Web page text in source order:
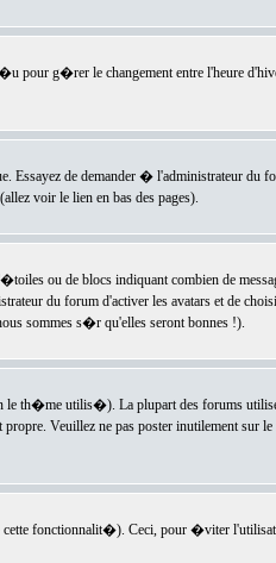
pour g�rer le changement entre l'heure
Essayez de demander � l'administrateur du
voir le lien en bas des pages).
ou de blocs indiquant combien de
du forum d'activer les avatars et de
sommes s�r qu'elles seront bonnes !).
le th�me utilis�). La plupart des forums
Veuillez ne pas poster inutilement sur
fonctionnalit�). Ceci, pour �viter